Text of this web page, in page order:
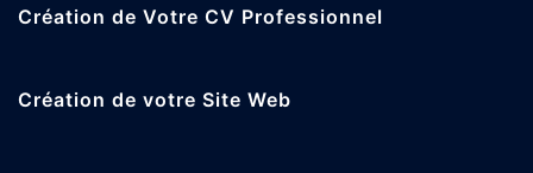
Création de Votre CV Professionnel
Création de votre Site Web